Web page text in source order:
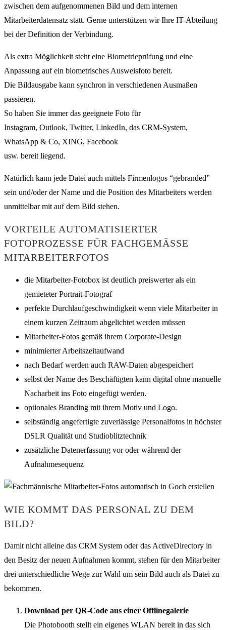
zwischen dem aufgenommenen Bild und dem internen
Mitarbeiterdatensatz statt. Gerne unterstützen wir Ihre IT-Abteilung
bei der Definition der Verbindung.
Als extra Möglichkeit steht eine Biometrieprüfung und eine
Anpassung auf ein biometrisches Ausweisfoto bereit.
Die Bildausgabe kann synchron in verschiedenen Ausmaßen
passieren.
So haben Sie immer das geeignete Foto für
Instagram, Outlook, Twitter, LinkedIn, das CRM-System,
WhatsApp & Co, XING, Facebook
usw. bereit liegend.
Natürlich kann jede Datei auch mittels Firmenlogos “gebranded”
sein und/oder der Name und die Position des Mitarbeiters werden
unmittelbar mit auf dem Bild stehen.
VORTEILE AUTOMATISIERTER
FOTOPROZESSE FÜR FACHGEMÄSSE M
ITARBEITERFOTOS
die Mitarbeiter-Fotobox ist deutlich preiswerter als ein
gemieteter Portrait-Fotograf
perfekte Durchlaufgeschwindigkeit wenn viele Mitarbeiter in
einem kurzen Zeitraum abgelichtet werden müssen
Mitarbeiter-Fotos gemäß ihrem Corporate-Design
minimierter Arbeitszeitaufwand
nach Bedarf werden auch RAW-Daten abgespeichert
selbst der Name des Beschäftigten kann digital ohne manuelle
Nacharbeit ins Foto eingefügt werden.
optionales Branding mit ihrem Motiv und Logo.
selbständig angefertigte zuverlässige Personalfotos in höchster
DSLR Qualität und Studioblitztechnik
zusätzliche Datenerfassung vor oder während der
Aufnahmesequenz
WIE KOMMT DAS PERSONAL ZU DEM
BILD?
Damit nicht alleine das CRM System oder das ActiveDirectory in
den Besitz der neuen Aufnahmen kommt, stehen für den Mitarbeiter
drei unterschiedliche Wege zur Wahl um sein Bild auch als Datei zu
bekommen.
Download per QR-Code aus einer Offlinegalerie
Die Photobooth stellt ein eigenes WLAN bereit in das sich